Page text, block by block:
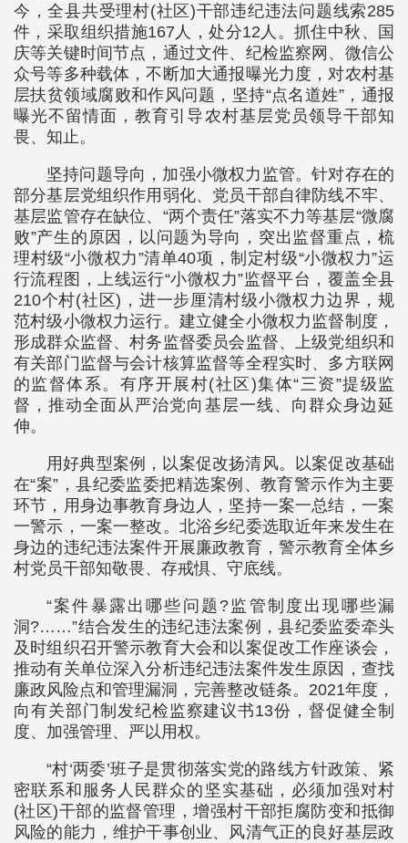
今，全县共受理村(社区)干部违纪违法问题线索285
件，采取组织措施167人，处分12人。抓住中秋、国
庆等关键时间节点，通过文件、纪检监察网、微信公
众号等多种载体，不断加大通报曝光力度，对农村基
层扶贫领域腐败和作风问题，坚持“点名道姓”，通报
曝光不留情面，教育引导农村基层党员领导干部知
畏、知止。
坚持问题导向，加强小微权力监管。针对存在的
部分基层党组织作用弱化、党员干部自律防线不牢、
基层监管存在缺位、“两个责任”落实不力等基层“微腐
败”产生的原因，以问题为导向，突出监督重点，梳
理村级“小微权力”清单40项，制定村级“小微权力”运
行流程图，上线运行“小微权力”监督平台，覆盖全县
210个村(社区)，进一步厘清村级小微权力边界，规
范村级小微权力运行。建立健全小微权力监督制度，
形成群众监督、村务监督委员会监督、上级党组织和
有关部门监督与会计核算监督等全程实时、多方联网
的监督体系。有序开展村(社区)集体“三资”提级监
督，推动全面从严治党向基层一线、向群众身边延
伸。
用好典型案例，以案促改扬清风。以案促改基础
在“案”，县纪委监委把精选案例、教育警示作为主要
环节，用身边事教育身边人，坚持一案一总结，一案
一警示，一案一整改。北浴乡纪委选取近年来发生在
身边的违纪违法案件开展廉政教育，警示教育全体乡
村党员干部知敬畏、存戒惧、守底线。
“案件暴露出哪些问题?监管制度出现哪些漏
洞?……”结合发生的违纪违法案例，县纪委监委牵头
及时组织召开警示教育大会和以案促改工作座谈会，
推动有关单位深入分析违纪违法案件发生原因，查找
廉政风险点和管理漏洞，完善整改链条。2021年度，
向有关部门制发纪检监察建议书13份，督促健全制
度、加强管理、严以用权。
“村‘两委’班子是贯彻落实党的路线方针政策、紧
密联系和服务人民群众的坚实基础，必须加强对村
(社区)干部的监督管理，增强村干部拒腐防变和抵御
风险的能力，维护干事创业、风清气正的良好基层政